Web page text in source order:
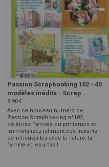
Passion Scrapbooking 102 - 40
modèles inédits - Scrap ...
8,90 €
Avec ce nouveau numéro de
Passion Scrapbooking n°102,
célébrez l'arrivée du printemps et
immortalisez joliment ces instants
de retrouvailles avec la nature, la
famille et les amis !